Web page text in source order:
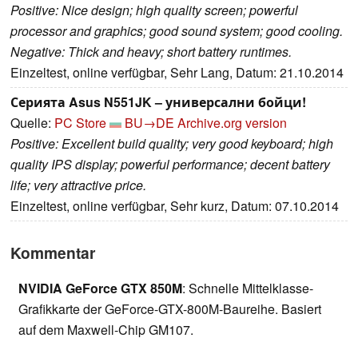
Positive: Nice design; high quality screen; powerful
processor and graphics; good sound system; good cooling.
Negative: Thick and heavy; short battery runtimes.
Einzeltest, online verfügbar, Sehr Lang, Datum: 21.10.2014
Серията Asus N551JK – универсални бойци!
Quelle: PC Store BU→DE Archive.org version
Positive: Excellent build quality; very good keyboard; high
quality IPS display; powerful performance; decent battery
life; very attractive price.
Einzeltest, online verfügbar, Sehr kurz, Datum: 07.10.2014
Kommentar
NVIDIA GeForce GTX 850M: Schnelle Mittelklasse-
Grafikkarte der GeForce-GTX-800M-Baureihe. Basiert
auf dem Maxwell-Chip GM107.